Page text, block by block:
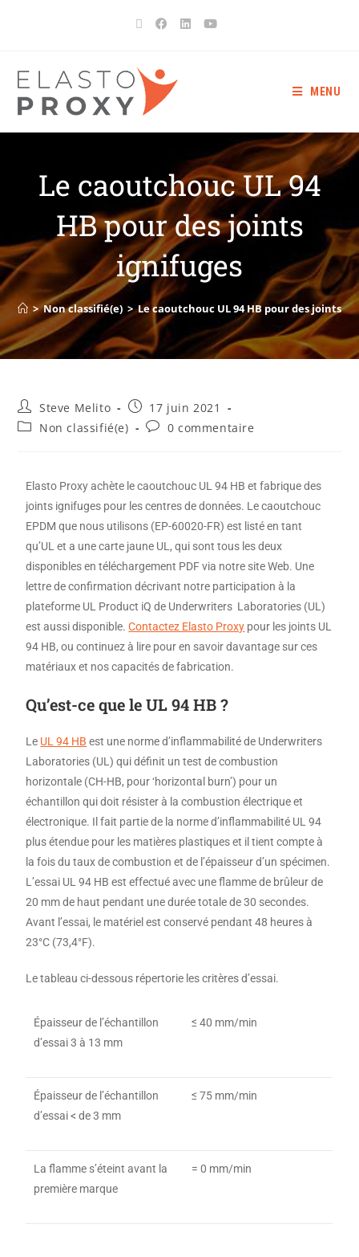
MENU
Le caoutchouc UL 94
HB pour des joints
ignifuges
> Non classifié(e) > Le caoutchouc UL 94 HB pour des joints
Steve Melito
17 juin 2021
Non classifié(e)
0 commentaire
Elasto Proxy achète le caoutchouc UL 94 HB et fabrique des
joints ignifuges pour les centres de données. Le caoutchouc
EPDM que nous utilisons (EP-60020-FR) est listé en tant
qu’UL et a une carte jaune UL, qui sont tous les deux
disponibles en téléchargement PDF via notre site Web. Une
lettre de confirmation décrivant notre participation à la
plateforme UL Product iQ de Underwriters Laboratories (UL)
est aussi disponible.Contactez Elasto Proxy pour les joints UL
94 HB, ou continuez à lire pour en savoir davantage sur ces
matériaux et nos capacités de fabrication.
Qu’est-ce que le UL 94 HB ?
Le UL 94 HB est une norme d’inflammabilité de Underwriters
Laboratories (UL) qui définit un test de combustion
horizontale (CH-HB, pour ‘horizontal burn’) pour un
échantillon qui doit résister à la combustion électrique et
électronique. Il fait partie de la norme d’inflammabilité UL 94
plus étendue pour les matières plastiques et il tient compte à
la fois du taux de combustion et de l’épaisseur d’un spécimen.
L’essai UL 94 HB est effectué avec une flamme de brûleur de
20 mm de haut pendant une durée totale de 30 secondes.
Avant l’essai, le matériel est conservé pendant 48 heures à
23°C (73,4°F).
Le tableau ci-dessous répertorie les critères d’essai.
Épaisseur de l’échantillon
d’essai 3 à 13 mm
≤ 40 mm/min
Épaisseur de l’échantillon
d’essai < de 3 mm
≤ 75 mm/min
La flamme s’éteint avant la
première marque
= 0 mm/min